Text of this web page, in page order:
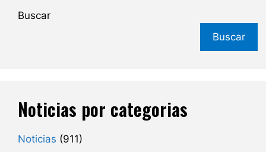
Buscar
Buscar
Noticias por categorias
Noticias (911)